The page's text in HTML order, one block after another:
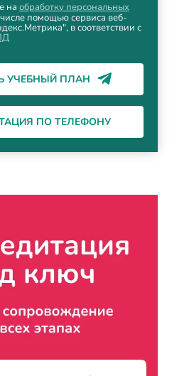
на обработку персональных
помощью сервиса веб-
в соответствии с
УЧЕБНЫЙ ПЛАН
ПО ТЕЛЕФОНУ